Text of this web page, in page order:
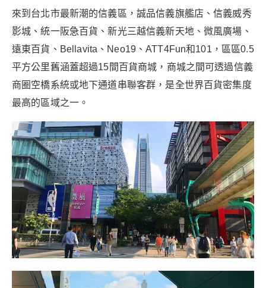
來到台北市最新潮的信義區，誠品信義旗艦店、信義威秀
影城、統一阪急百貨、新光三越信義新天地、微風廣場、
遠東百貨、Bellavita、Neo19、ATT4Fun和101，區區0.5
平方公里舊涵蓋超過15間百貨商城，商城之間可透過信義
商圈空橋系統或地下通道串聯客群，是全世界百貨密集度
最高的區域之一。